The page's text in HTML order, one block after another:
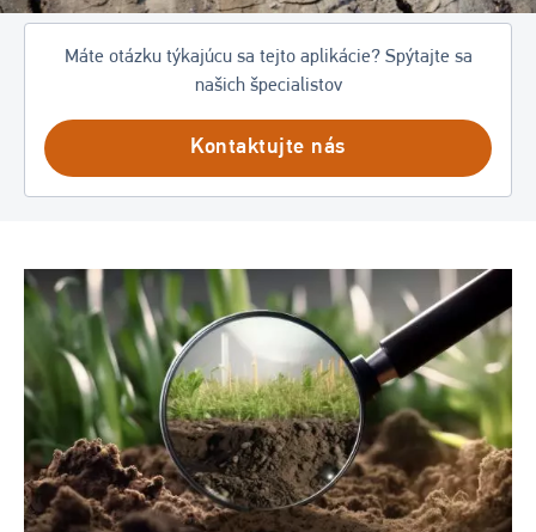
Máte otázku týkajúcu sa tejto aplikácie? Spýtajte sa
našich špecialistov
Kontaktujte nás